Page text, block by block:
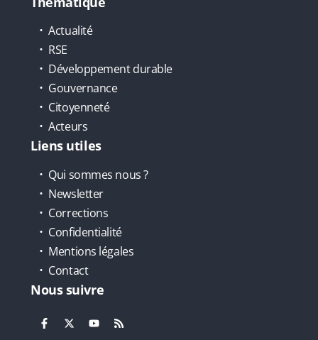
Actualité
RSE
Développement durable
Gouvernance
Citoyenneté
Acteurs
Liens utiles
Qui sommes nous ?
Newsletter
Corrections
Confidentialité
Mentions légales
Contact
Nous suivre